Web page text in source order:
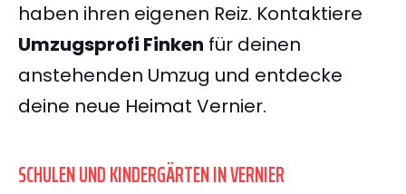
haben ihren eigenen Reiz. Kontaktiere
Umzugsprofi Finken für deinen
anstehenden Umzug und entdecke
deine neue Heimat Vernier.
SCHULEN UND KINDERGÄRTEN IN VERNIER